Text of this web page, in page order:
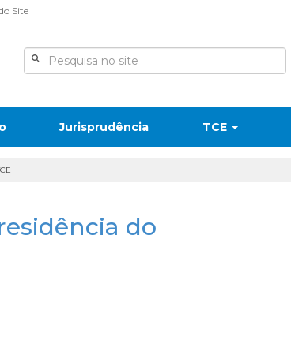
Site
Jurisprudência TCE
do